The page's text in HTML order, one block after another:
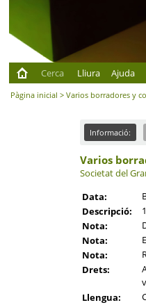
Cerca
Lliura Ajuda
Pàgina inicial > Varios borradores y
Informació:
Varios
Societat del
Data:
Descripció:
Nota:
Nota:
Nota:
Drets:
Llengua: